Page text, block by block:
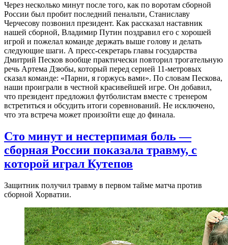
Через несколько минут после того, как по воротам сборной
России был пробит последний пенальти, Станиславу
Черчесову позвонил президент. Как рассказал наставник
нашей сборной, Владимир Путин поздравил его с хорошей
игрой и пожелал команде держать выше голову и делать
следующие шаги. А пресс-секретарь главы государства
Дмитрий Песков вообще практически повторил трогательную
речь Артема Дзюбы, который перед серией 11-метровых
сказал команде: «Парни, я горжусь вами». По словам Пескова,
наши проиграли в честной красивейшей игре. Он добавил,
что президент предложил футболистам вместе с тренером
встретиться и обсудить итоги соревнований. Не исключено,
что эта встреча может произойти еще до финала.
Сто минут и нестерпимая боль —
сборная России показала травму, с
которой играл Кутепов
Защитник получил травму в первом тайме матча против
сборной Хорватии.